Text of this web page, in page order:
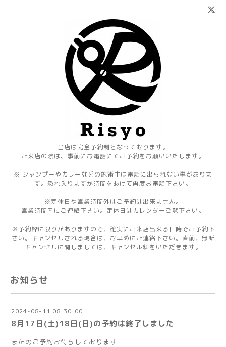
当店は完全予約制となっております。
ご来店の際は、事前にお電話にてご予約をお願いいたします。
※ シャンプーやカラーなどの施術中は電話に出られない事がありま
す。恐れ入りますが時間をあけて再度お電話下さい。
※定休日や営業時間外はご予約は出来ません。
営業時間内にご連絡下さい。定休日はカレンダーご覧下さい。
※予約枠に限りがありますので、確実にご来店出来る日時でご予約下
さい。キャンセルされる場合は、お早めにご連絡下さい。直前、無断
キャンセルに関しましては、キャンセル料をいただきます。
お知らせ
2024-08-11 08:30:00
8月17日(土)18日(日)の予約は終了しました
またのご予約お待ちしております